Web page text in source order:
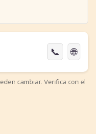
📞 🌐
cambiar. Verifica con el